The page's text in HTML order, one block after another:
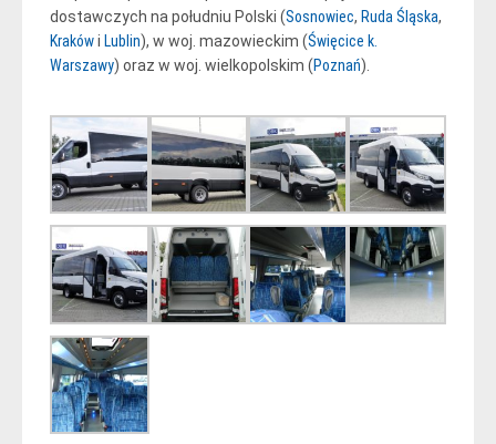
dostawczych na południu Polski (Sosnowiec, Ruda Śląska,
Krakówi Lublin), w woj. mazowieckim (Święcice k.
Warszawy) oraz w woj. wielkopolskim (Poznań).